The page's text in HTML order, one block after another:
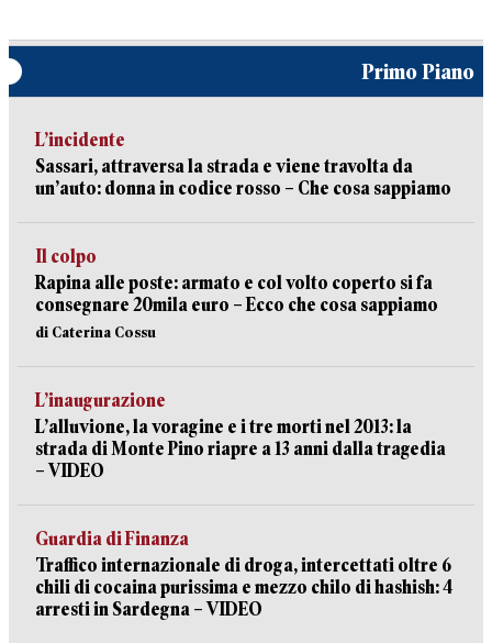
Primo Piano
L’incidente
Sassari, attraversa la strada e viene travolta da
un’auto: donna in codice rosso – Che cosa sappiamo
Il colpo
Rapina alle poste: armato e col volto coperto si fa
consegnare 20mila euro – Ecco che cosa sappiamo
di Caterina Cossu
L’inaugurazione
L’alluvione, la voragine e i tre morti nel 2013: la
strada di Monte Pino riapre a 13 anni dalla tragedia
– VIDEO
Guardia di Finanza
Traffico internazionale di droga, intercettati oltre 6
chili di cocaina purissima e mezzo chilo di hashish: 4
arresti in Sardegna – VIDEO